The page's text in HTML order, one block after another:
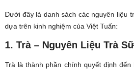
Dưới đây là danh sách các nguyên liệu
dựa trên kinh nghiệm của Việt Tuấn:
1. Trà – Nguyên Liệu Trà
Trà là thành phần chính quyết định